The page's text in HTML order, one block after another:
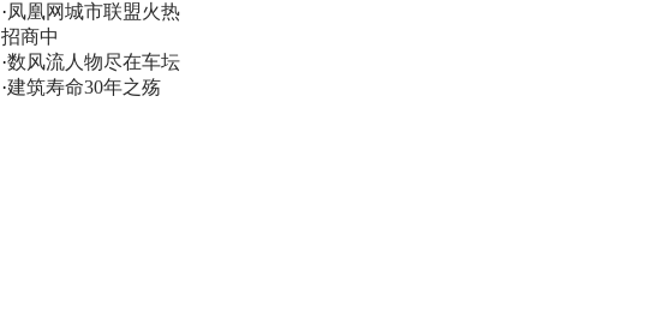
·凤凰网城市联盟火热
招商中
·数风流人物尽在车坛
·建筑寿命30年之殇